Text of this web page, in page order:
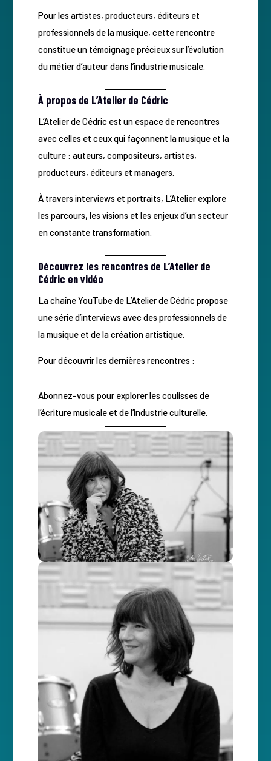
Pour les artistes, producteurs, éditeurs et
professionnels de la musique, cette rencontre
constitue un témoignage précieux sur l’évolution
du métier d’auteur dans l’industrie musicale.
À propos de L’Atelier de Cédric
L’Atelier de Cédric est un espace de rencontres
avec celles et ceux qui façonnent la musique et la
culture : auteurs, compositeurs, artistes,
producteurs, éditeurs et managers.
À travers interviews et portraits, L’Atelier explore
les parcours, les visions et les enjeux d’un secteur
en constante transformation.
Découvrez les rencontres de L’Atelier de
Cédric en vidéo
La chaîne YouTube de L’Atelier de Cédric propose
une série d’interviews avec des professionnels de
la musique et de la création artistique.
Pour découvrir les dernières rencontres :
Abonnez-vous pour explorer les coulisses de
l’écriture musicale et de l’industrie culturelle.